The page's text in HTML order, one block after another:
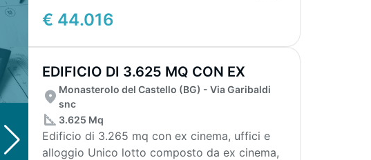
€ 44.016
EDIFICIO DI 3.625 MQ CON EX
CINEMA, UFFI...
Monasterolo del Castello (BG) - Via Garibaldi
snc
3.625 Mq
Edificio di 3.265 mq con ex cinema, uffici e
alloggio Unico lotto composto da ex cinema,